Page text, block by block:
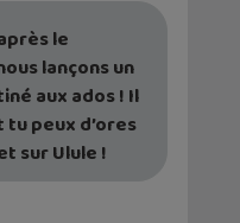
le
lançons un
aux ados ! Il
tu peux d’ores
sur Ulule !